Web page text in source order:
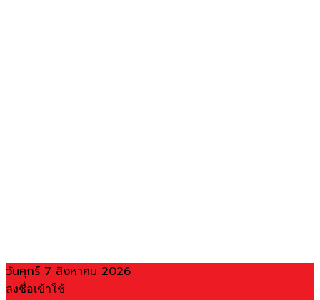
วันศุกร์ 7 สิงหาคม 2026
ลงชื่อเข้าใช้